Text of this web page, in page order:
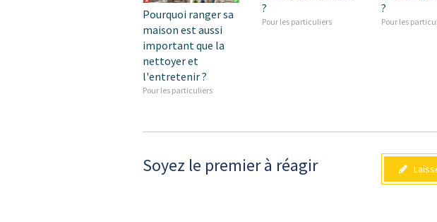
Pourquoi ranger sa
maison est aussi
important que la
nettoyer et
l'entretenir ?
Pour les particuliers
?
Pour les particuliers
?
Pour les
Soyez le premier à réagir